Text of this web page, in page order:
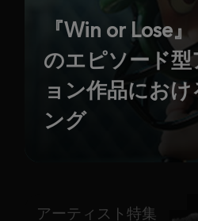
『Win or Lose
のエピソード
ョン作品にお
ング
アーティスト特集